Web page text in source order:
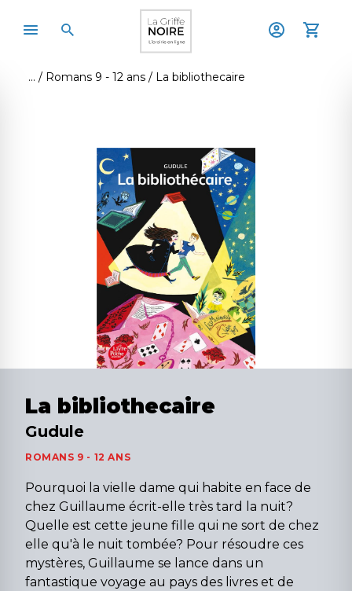
Romans 9 - 12 ans La bibliothecaire
La bibliothecaire
Gudule
ROMANS 9 - 12 ANS
Pourquoi la vielle dame qui habite en face de
chez Guillaume écrit-elle très tard la nuit?
Quelle est cette jeune fille qui ne sort de chez
elle qu'à le nuit tombée? Pour résoudre ces
mystères, Guillaume se lance dans un
fantastique voyage au pays des livres et de